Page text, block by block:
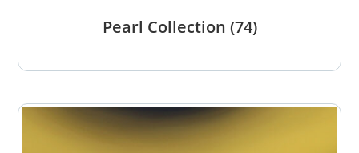
Pearl Collection (74)